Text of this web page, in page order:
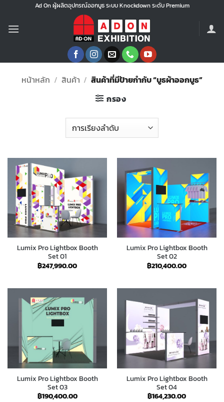
ยัง
Ad On ผู้ผลิตอุปกรณ์ออกบูธ ระบบ Knockdown ระดับ Premium
หน้าหลัก / สินค้า / สินค้าที่มีป้ายกำกับ “บูธผ้าออกบูธ”
กรอง
Lumix Pro Lightbox Booth
Set 01
฿247,990.00
Lumix Pro Lightbox Booth
Set 02
฿210,400.00
Lumix Pro Lightbox Booth
Set 03
฿190,400.00
Lumix Pro Lightbox Booth
Set 04
฿164,230.00